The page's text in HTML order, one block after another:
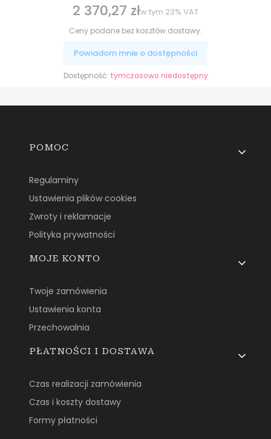
Cena brutto
2 370,27 złw tym 23% VAT
Ceny podane bez kosztów dostawy.
Powiadom mnie o dostępności
Dostępność: tymczasowo niedostępny
Linki w stopce
POMOC
Regulaminy
Ustawienia plików cookies
Zwroty i reklamacje
Polityka prywatności
MOJE KONTO
Twoje zamówienia
Ustawienia konta
Przechowalnia
PŁATNOŚCI I DOSTAWA
Czas realizacji zamówienia
Czas i koszty dostawy
Formy płatności